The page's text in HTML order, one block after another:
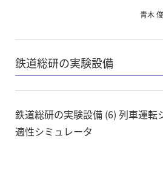
青木
鉄道総研の実験設備
鉄道総研の実験設備 (6) 列車運転
適性シミュレータ